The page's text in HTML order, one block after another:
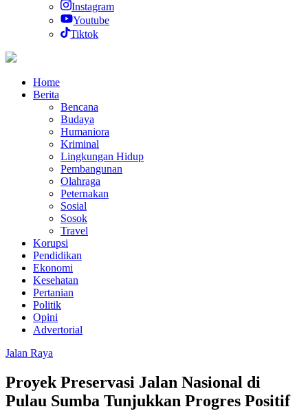
Instagram
Youtube
Tiktok
Home
Berita
Bencana
Budaya
Humaniora
Kriminal
Lingkungan Hidup
Pembangunan
Olahraga
Peternakan
Sosial
Sosok
Travel
Korupsi
Pendidikan
Ekonomi
Kesehatan
Pertanian
Politik
Opini
Advertorial
Jalan Raya
Proyek Preservasi Jalan Nasional di
Pulau Sumba Tunjukkan Progres Positif